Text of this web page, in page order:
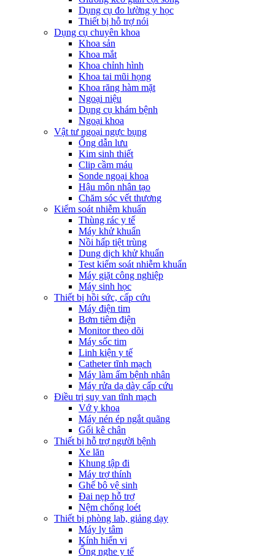
Dụng cụ đo lường y học
Thiết bị hỗ trợ nói
Dụng cụ chuyên khoa
Khoa sản
Khoa mắt
Khoa chỉnh hình
Khoa tai mũi họng
Khoa răng hàm mặt
Ngoại niệu
Dụng cụ khám bệnh
Ngoại khoa
Vật tư ngoại ngực bụng
Ống dẫn lưu
Kim sinh thiết
Clip cầm máu
Sonde ngoại khoa
Hậu môn nhân tạo
Chăm sóc vết thương
Kiểm soát nhiễm khuẩn
Thùng rác y tế
Máy khử khuẩn
Nồi hấp tiệt trùng
Dung dịch khử khuẩn
Test kiểm soát nhiễm khuẩn
Máy giặt công nghiệp
Máy sinh học
Thiết bị hồi sức, cấp cứu
Máy điện tim
Bơm tiêm điện
Monitor theo dõi
Máy sốc tim
Linh kiện y tế
Catheter tĩnh mạch
Máy làm ấm bệnh nhân
Máy rửa dạ dày cấp cứu
Điều trị suy van tĩnh mạch
Vớ y khoa
Máy nén ép ngắt quãng
Gối kê chân
Thiết bị hỗ trợ người bệnh
Xe lăn
Khung tập đi
Máy trợ thính
Ghế bô vệ sinh
Đai nẹp hỗ trợ
Nệm chống loét
Thiết bị phòng lab, giảng dạy
Máy ly tâm
Kính hiển vi
Ống nghe y tế